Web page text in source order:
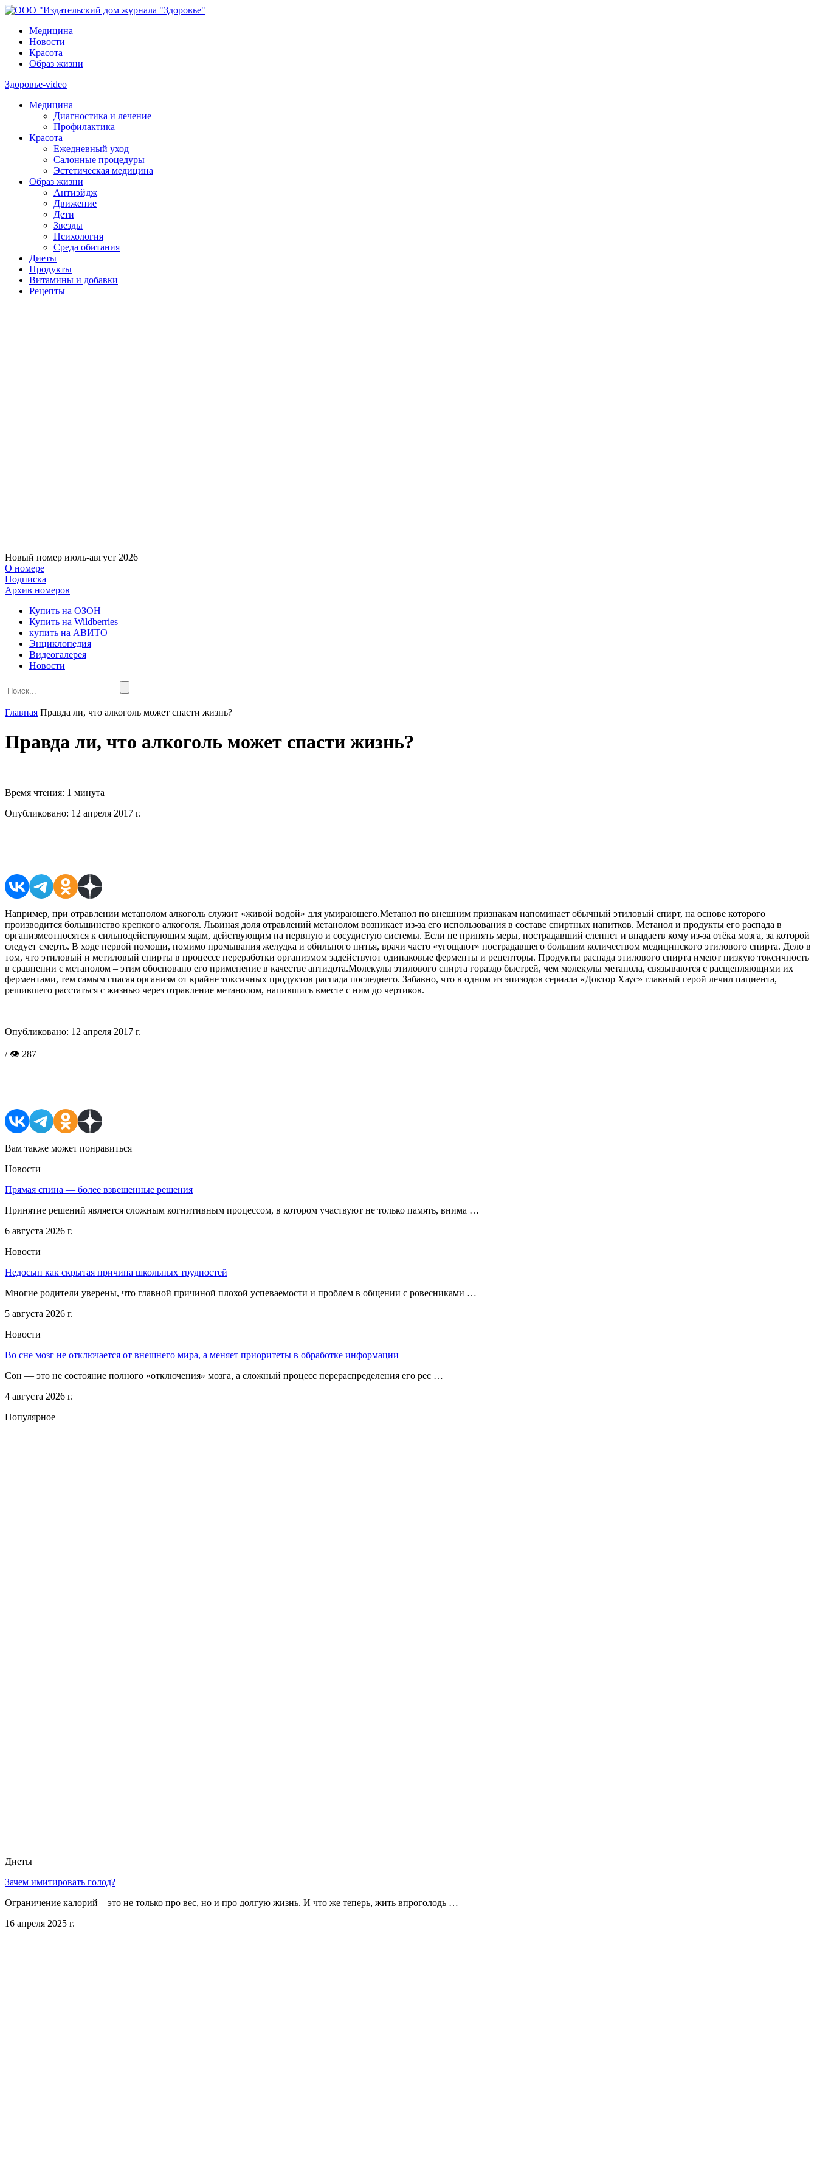
Медицина
Новости
Красота
Образ жизни
Здоровье-video
Медицина
Диагностика и лечение
Профилактика
Красота
Ежедневный уход
Салонные процедуры
Эстетическая медицина
Образ жизни
Антиэйдж
Движение
Дети
Звезды
Психология
Среда обитания
Диеты
Продукты
Витамины и добавки
Рецепты
Новый номер июль-август 2026
О номере
Подписка
Архив номеров
Купить на ОЗОН
Купить на Wildberries
купить на АВИТО
Энциклопедия
Видеогалерея
Новости
Главная Правда ли, что алкоголь может спасти жизнь?
Правда ли, что алкоголь может спасти жизнь?
Время чтения: 1 минута
Опубликовано: 12 апреля 2017 г.
Например, при отравлении метанолом алкоголь служит «живой водой» для умирающего.Метанол по внешним признакам напоминает обычный этиловый спирт, на основе которого
производится большинство крепкого алкоголя. Львиная доля отравлений метанолом возникает из-за его использования в составе спиртных напитков. Метанол и продукты его распада в
организмеотносятся к сильнодействующим ядам, действующим на нервную и сосудистую системы. Если не принять меры, пострадавший слепнет и впадаетв кому из-за отёка мозга, за которой
следует смерть. В ходе первой помощи, помимо промывания желудка и обильного питья, врачи часто «угощают» пострадавшего большим количеством медицинского этилового спирта. Дело в
том, что этиловый и метиловый спирты в процессе переработки организмом задействуют одинаковые ферменты и рецепторы. Продукты распада этилового спирта имеют низкую токсичность
в сравнении с метанолом – этим обосновано его применение в качестве антидота.Молекулы этилового спирта гораздо быстрей, чем молекулы метанола, связываются с расщепляющими их
ферментами, тем самым спасая организм от крайне токсичных продуктов распада последнего. Забавно, что в одном из эпизодов сериала «Доктор Хаус» главный герой лечил пациента,
решившего расстаться с жизнью через отравление метанолом, напившись вместе с ним до чертиков.
Опубликовано: 12 апреля 2017 г.
/ 👁 287
Вам также может понравиться
Новости
Прямая спина — более взвешенные решения
Принятие решений является сложным когнитивным процессом, в котором участвуют не только память, внима …
6 августа 2026 г.
Новости
Недосып как скрытая причина школьных трудностей
Многие родители уверены, что главной причиной плохой успеваемости и проблем в общении с ровесниками …
5 августа 2026 г.
Новости
Во сне мозг не отключается от внешнего мира, а меняет приоритеты в обработке информации
Сон — это не состояние полного «отключения» мозга, а сложный процесс перераспределения его рес …
4 августа 2026 г.
Популярное
Диеты
Зачем имитировать голод?
Ограничение калорий – это не только про вес, но и про долгую жизнь. И что же теперь, жить впроголодь …
16 апреля 2025 г.